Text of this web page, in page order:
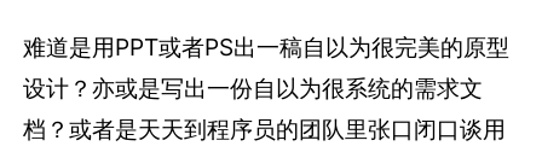
难道是用PPT或者PS出一稿自以为很完美的原型
设计？亦或是写出一份自以为很系统的需求文
档？或者是天天到程序员的团队里张口闭口谈用